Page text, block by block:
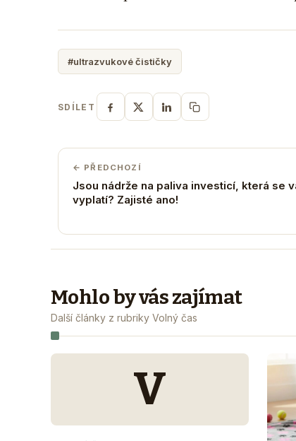
#ultrazvukové čističky
SDÍLET
← PŘEDCHOZÍ
Jsou nádrže na paliva investicí, která se
vyplatí? Zajisté ano!
Mohlo by vás zajímat
Další články z rubriky Volný čas
V